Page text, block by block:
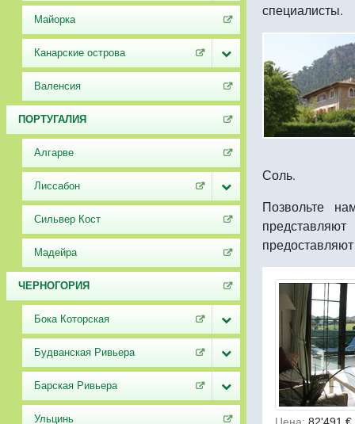
Майорка
Канарские острова
Валенсия
ПОРТУГАЛИЯ
Алгарве
Лиссабон
Сильвер Кост
Мадейра
ЧЕРНОГОРИЯ
Бока Которская
Будванская Ривьера
Барская Ривьера
Ульцинь
специалисты.
Соль.
Позвольте